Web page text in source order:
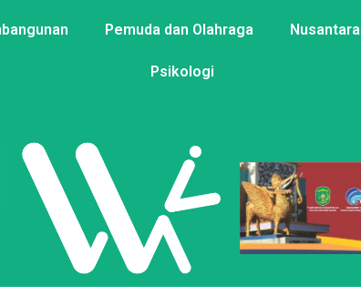
Pemuda dan Olahraga Nusantara
Psikologi